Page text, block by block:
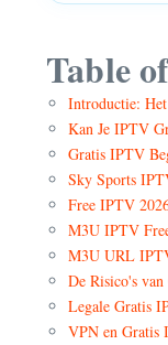
Table
Introductie:
Kan Je IPTV
Gratis IPTV
Sky Sports
Free IPTV
M3U IPTV
M3U URL
De Risico's
Legale Gratis
VPN en Gratis